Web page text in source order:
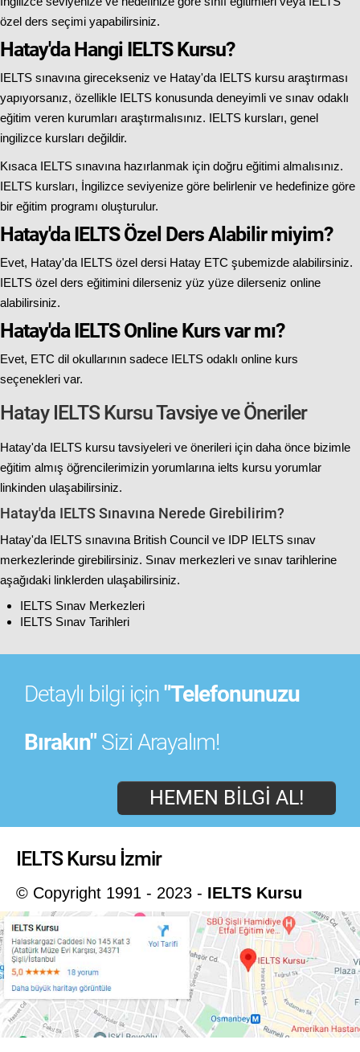
özel ders seçimi yapabilirsiniz.
Hatay'da Hangi IELTS Kursu?
IELTS sınavına girecekseniz ve Hatay'da IELTS kursu araştırması
yapıyorsanız, özellikle IELTS konusunda deneyimli ve sınav odaklı
eğitim veren kurumları araştırmalısınız. IELTS kursları, genel
ingilizce kursları değildir.
Kısaca IELTS sınavına hazırlanmak için doğru eğitimi almalısınız.
IELTS kursları, İngilizce seviyenize göre belirlenir ve hedefinize göre
bir eğitim programı oluşturulur.
Hatay'da IELTS Özel Ders Alabilir miyim?
Evet, Hatay'da IELTS özel dersi Hatay ETC şubemizde alabilirsiniz.
IELTS özel ders eğitimini dilerseniz yüz yüze dilerseniz online
alabilirsiniz.
Hatay'da IELTS Online Kurs var mı?
Evet, ETC dil okullarının sadece IELTS odaklı online kurs
seçenekleri var.
Hatay IELTS Kursu Tavsiye ve Öneriler
Hatay'da IELTS kursu tavsiyeleri ve önerileri için daha önce bizimle
eğitim almış öğrencilerimizin yorumlarına ielts kursu yorumlar
linkinden ulaşabilirsiniz.
Hatay'da IELTS Sınavına Nerede Girebilirim?
Hatay'da IELTS sınavına British Council ve IDP IELTS sınav
merkezlerinde girebilirsiniz. Sınav merkezleri ve sınav tarihlerine
aşağıdaki linklerden ulaşabilirsiniz.
IELTS Sınav Merkezleri
IELTS Sınav Tarihleri
Detaylı bilgi için "Telefonunuzu
Bırakın" Sizi Arayalım!
HEMEN BILGI AL!
IELTS Kursu İzmir
© Copyright 1991 - 2023 - IELTS Kursu